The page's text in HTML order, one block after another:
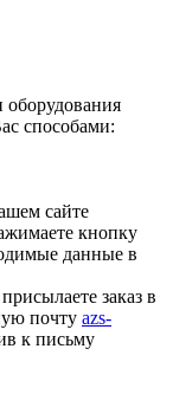
оборудования
способами:
сайте
кнопку
данные в
заказ в
почту azs-
к письму